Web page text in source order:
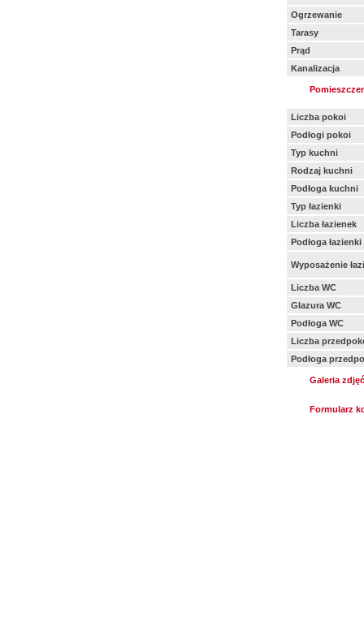
Ogrzewanie
Tarasy
Prąd
Kanalizacja
Liczba pokoi
Podłogi pokoi
Typ kuchni
Rodzaj kuchni
Podłoga kuchni
Typ łazienki
Liczba łazienek
Podłoga łazienki
Wyposażenie
Liczba WC
Glazura WC
Podłoga WC
Liczba
Podłoga
Galeria zdjęć
Formularz